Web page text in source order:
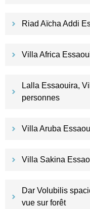
Riad Aïcha Addi
Villa Africa
Lalla Essaouira,
personnes
Villa Aruba
Villa Sakina
Dar Volubilis
vue sur forêt